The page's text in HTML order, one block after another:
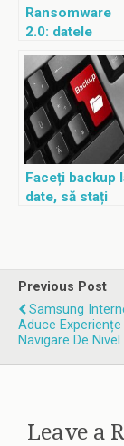
Ransomware
2.0: datele
publicate
Faceți backup
date, să stați
Previous Post
Samsung
Aduce Experiențe
Navigare De
Leave a